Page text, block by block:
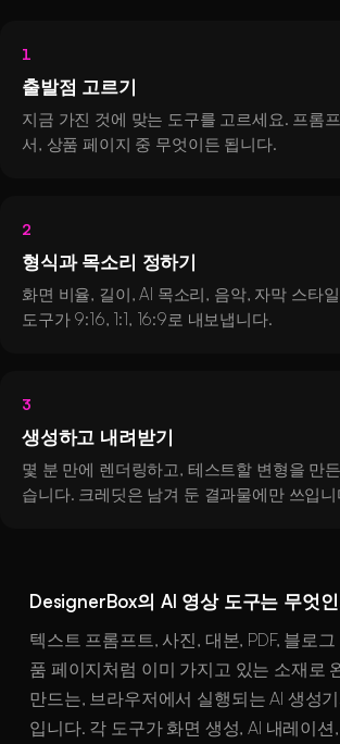
1
출발점 고르기
지금 가진 것에 맞는 도구를 고르세요. 프롬
서, 상품 페이지 중 무엇이든 됩니다.
2
형식과 목소리 정하기
화면 비율, 길이, AI 목소리, 음악, 자막 스타
도구가 9:16, 1:1, 16:9로 내보냅니다.
3
생성하고 내려받기
몇 분 만에 렌더링하고, 테스트할 변형을 만
습니다. 크레딧은 남겨 둔 결과물에만 쓰입니
DesignerBox의 AI 영상 도구는 무엇
텍스트 프롬프트, 사진, 대본, PDF, 블로
품 페이지처럼 이미 가지고 있는 소재로
만드는, 브라우저에서 실행되는 AI 생성
입니다. 각 도구가 화면 생성, AI 내레이션